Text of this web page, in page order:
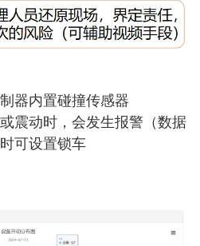
器内置碰撞传感器
震动时，会发生报警（数据
可设置锁车